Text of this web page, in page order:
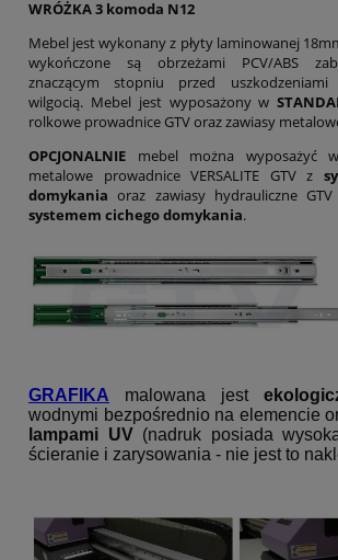
WRÓŻKA 3 komoda N12
Mebel jest wykonany z płyty laminowanej
wykończone są obrzeżami PCV/ABS
znaczącym stopniu przed
wilgocią. Mebel jest wyposażony w
rolkowe prowadnice GTV oraz zawiasy
OPCJONALNIE mebel można wyposażyć
metalowe prowadnice VERSALITE GTV z
domykania oraz zawiasy hydrauliczne
systemem cichego domykania.
GRAFIKA malowana jest
wodnymi bezpośrednio na elemencie
lampami UV(nadruk posiada
ścieranie i zarysowania - nie jest to